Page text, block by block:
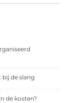
de slang
de kosten?